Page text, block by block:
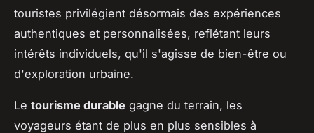
touristes privilégient désormais des expériences
authentiques et personnalisées, reflétant leurs
intérêts individuels, qu'il s'agisse de bien-être ou
d'exploration urbaine.
Le tourisme durable gagne du terrain, les
voyageurs étant de plus en plus sensibles à